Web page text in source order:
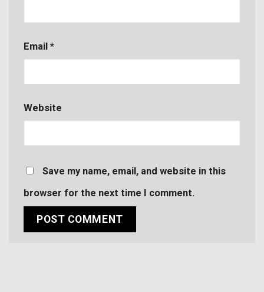
Email *
Website
Save my name, email, and website in this
browser for the next time I comment.